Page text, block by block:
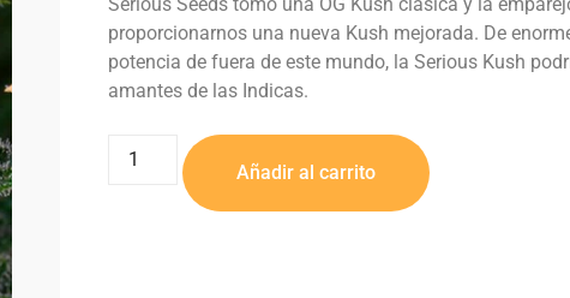
proporcionarnos una nueva Kush mejorada. De
potencia de fuera de este mundo, la Serious Kush
amantes de las Indicas.
Añadir al carrito